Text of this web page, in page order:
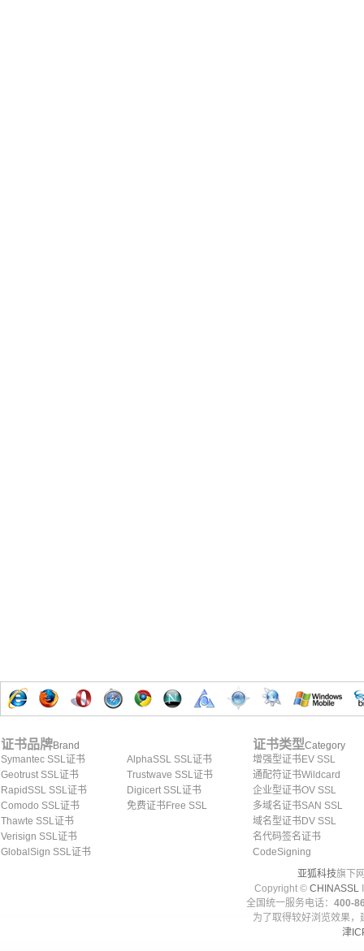
证书品牌Brand
Symantec SSL证书
Geotrust SSL证书
RapidSSL SSL证书
Comodo SSL证书
Thawte SSL证书
Verisign SSL证书
GlobalSign SSL证书
AlphaSSL SSL证书
Trustwave SSL证书
Digicert SSL证书
免费证书Free SSL
证书类型Category
增强型证书EV SSL
通配符证书Wildcard
企业型证书OV SSL
多域名证书SAN SSL
域名型证书DV SSL
名代码签名证书
CodeSigning
亚狐科技旗下
Copyright © CHINASSL
全国统一服务电话： 400-
为了取得较好浏览效果
津